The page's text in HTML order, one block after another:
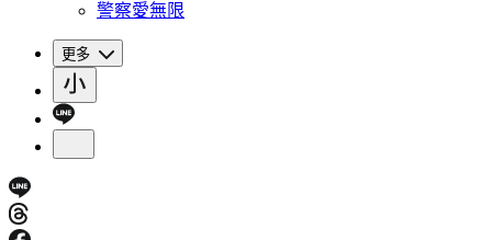
警察愛無限
更多